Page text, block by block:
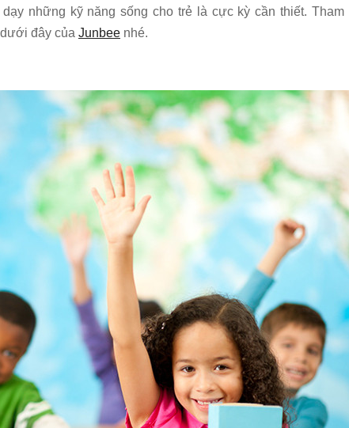
những kỹ năng sống cho trẻ là cực kỳ cần thiết. Tham
đây của Junbee nhé.